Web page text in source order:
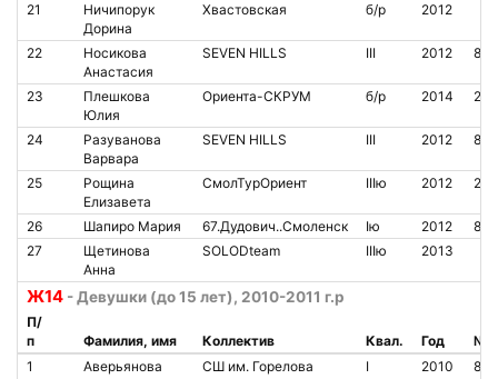
21
Ничипорук
Дорина
Хвастовская б/р 2012
22
Носикова
Анастасия
SEVEN HILLS III 2012
23
Плешкова
Юлия
Ориента-СКРУМ б/р 2014
24
Разуванова
Варвара
SEVEN HILLS III 2012
25
Рощина
Елизавета
СмолТурОриент IIIю 2012
26 Шапиро Мария 67.Дудович..Смоленск Iю 2012
27
Щетинова
Анна
SOLODteam IIIю 2013
Ж14 - Девушки (до 15 лет), 2010-2011 г.р
П/
п
Фамилия, имя Коллектив Квал. Год
№
1
Аверьянова
СШ им. Горелова I 2010